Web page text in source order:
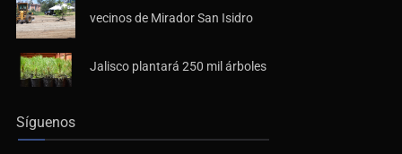
vecinos de Mirador San Isidro
Jalisco plantará 250 mil árboles
Síguenos